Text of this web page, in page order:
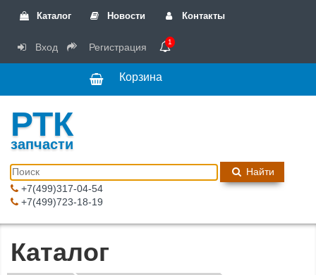
Каталог Новости Контакты
Вход Регистрация 1
Корзина
РТК
запчасти
Найти
+7(499)317-04-54
+7(499)723-18-19
Каталог